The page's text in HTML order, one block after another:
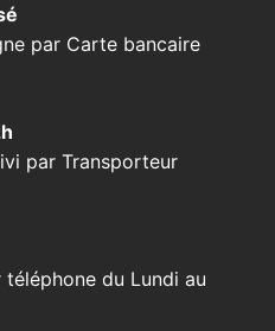
par Carte bancaire
par Transporteur
du Lundi au